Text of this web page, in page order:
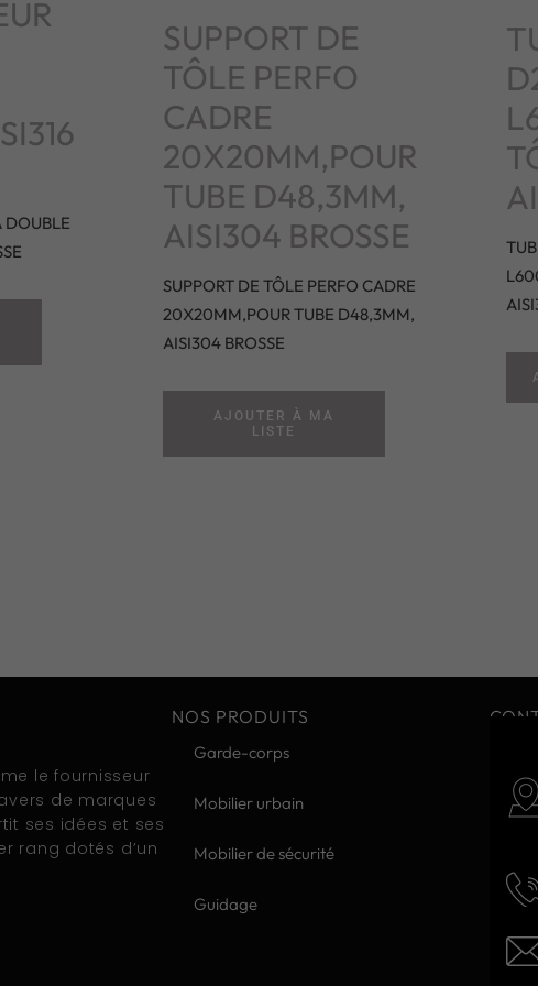
DOUBLE
SUPPORT DE
TÔLE PERFO
CADRE
20X20MM,POUR
TUBE D48,3MM,
AISI304 BROSSE
SUPPORT DE TÔLE PERFO CADRE
20X20MM,POUR TUBE D48,3MM,
AISI304 BROSSE
AJOUTER À MA
LISTE
le fournisseur
de marques
ses idées et ses
rang dotés d’un
NOS PRODUITS
Garde-corps
Mobilier urbain
Mobilier de sécurité
Guidage